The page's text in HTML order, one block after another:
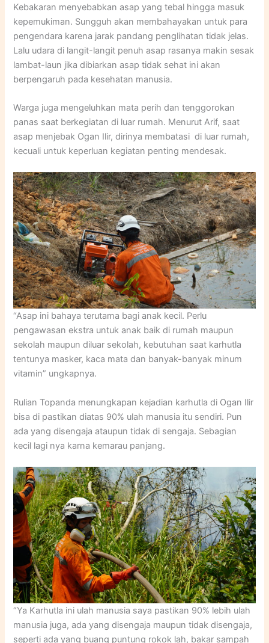
Kebakaran menyebabkan asap yang tebal hingga masuk
kepemukiman. Sungguh akan membahayakan untuk para
pengendara karena jarak pandang penglihatan tidak jelas.
Lalu udara di langit-langit penuh asap rasanya makin sesak
lambat-laun jika dibiarkan asap tidak sehat ini akan
berpengaruh pada kesehatan manusia.
Warga juga mengeluhkan mata perih dan tenggorokan
panas saat berkegiatan di luar rumah. Menurut Arif, saat
asap menjebak Ogan Ilir, dirinya membatasi di luar rumah,
kecuali untuk keperluan kegiatan penting mendesak.
“Asap ini bahaya terutama bagi anak kecil. Perlu
pengawasan ekstra untuk anak baik di rumah maupun
sekolah maupun diluar sekolah, kebutuhan saat karhutla
tentunya masker, kaca mata dan banyak-banyak minum
vitamin” ungkapnya.
Rulian Topanda menungkapan kejadian karhutla di Ogan Ilir
bisa di pastikan diatas 90% ulah manusia itu sendiri. Pun
ada yang disengaja ataupun tidak di sengaja. Sebagian
kecil lagi nya karna kemarau panjang.
“Ya Karhutla ini ulah manusia saya pastikan 90% lebih ulah
manusia juga, ada yang disengaja maupun tidak disengaja,
seperti ada yang buang puntung rokok lah, bakar sampah